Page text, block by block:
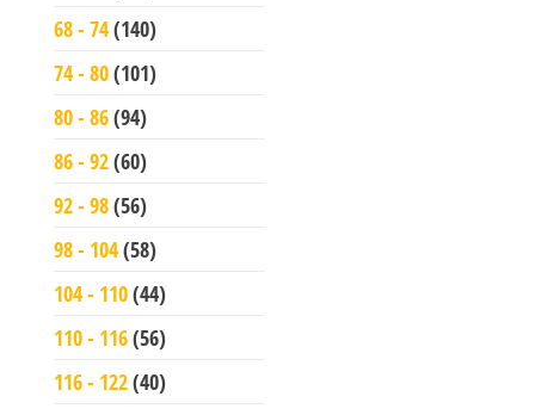
68 - 74(140)
74 - 80(101)
80 - 86(94)
86 - 92(60)
92 - 98(56)
98 - 104(58)
104 - 110(44)
110 - 116(56)
116 - 122(40)